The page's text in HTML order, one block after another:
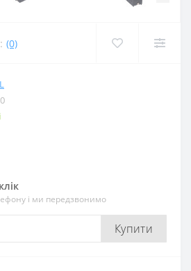
(0)
і ми передзвонимо
Купити